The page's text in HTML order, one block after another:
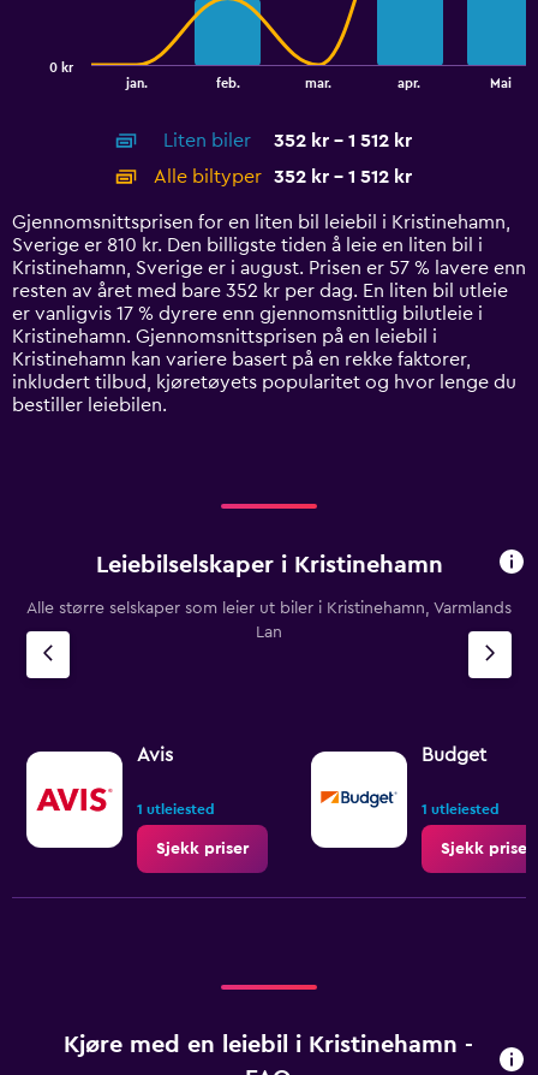
14
categories.
The
chart
has
1
Y
axis
displaying
values.
jan. feb. mar. apr. Mai
0 kr
Liten biler
352 kr - 1 512 kr
Alle biltyper
352 kr - 1 512 kr
Gjennomsnittsprisen for en liten bil leiebil i Kristinehamn,
Sverige er 810 kr. Den billigste tiden å leie en liten bil i
Kristinehamn, Sverige er i august. Prisen er 57 % lavere enn
resten av året med bare 352 kr per dag. En liten bil utleie
er vanligvis 17 % dyrere enn gjennomsnittlig bilutleie i
Kristinehamn. Gjennomsnittsprisen på en leiebil i
Kristinehamn kan variere basert på en rekke faktorer,
inkludert tilbud, kjøretøyets popularitet og hvor lenge du
bestiller leiebilen.
Leiebilselskaper i Kristinehamn
Alle større selskaper som leier ut biler i Kristinehamn, Varmlands
Lan
Avis
1 utleiested
Sjekk priser
Budget
1 utleiested
Sjekk priser
Kjøre med en leiebil i Kristinehamn -